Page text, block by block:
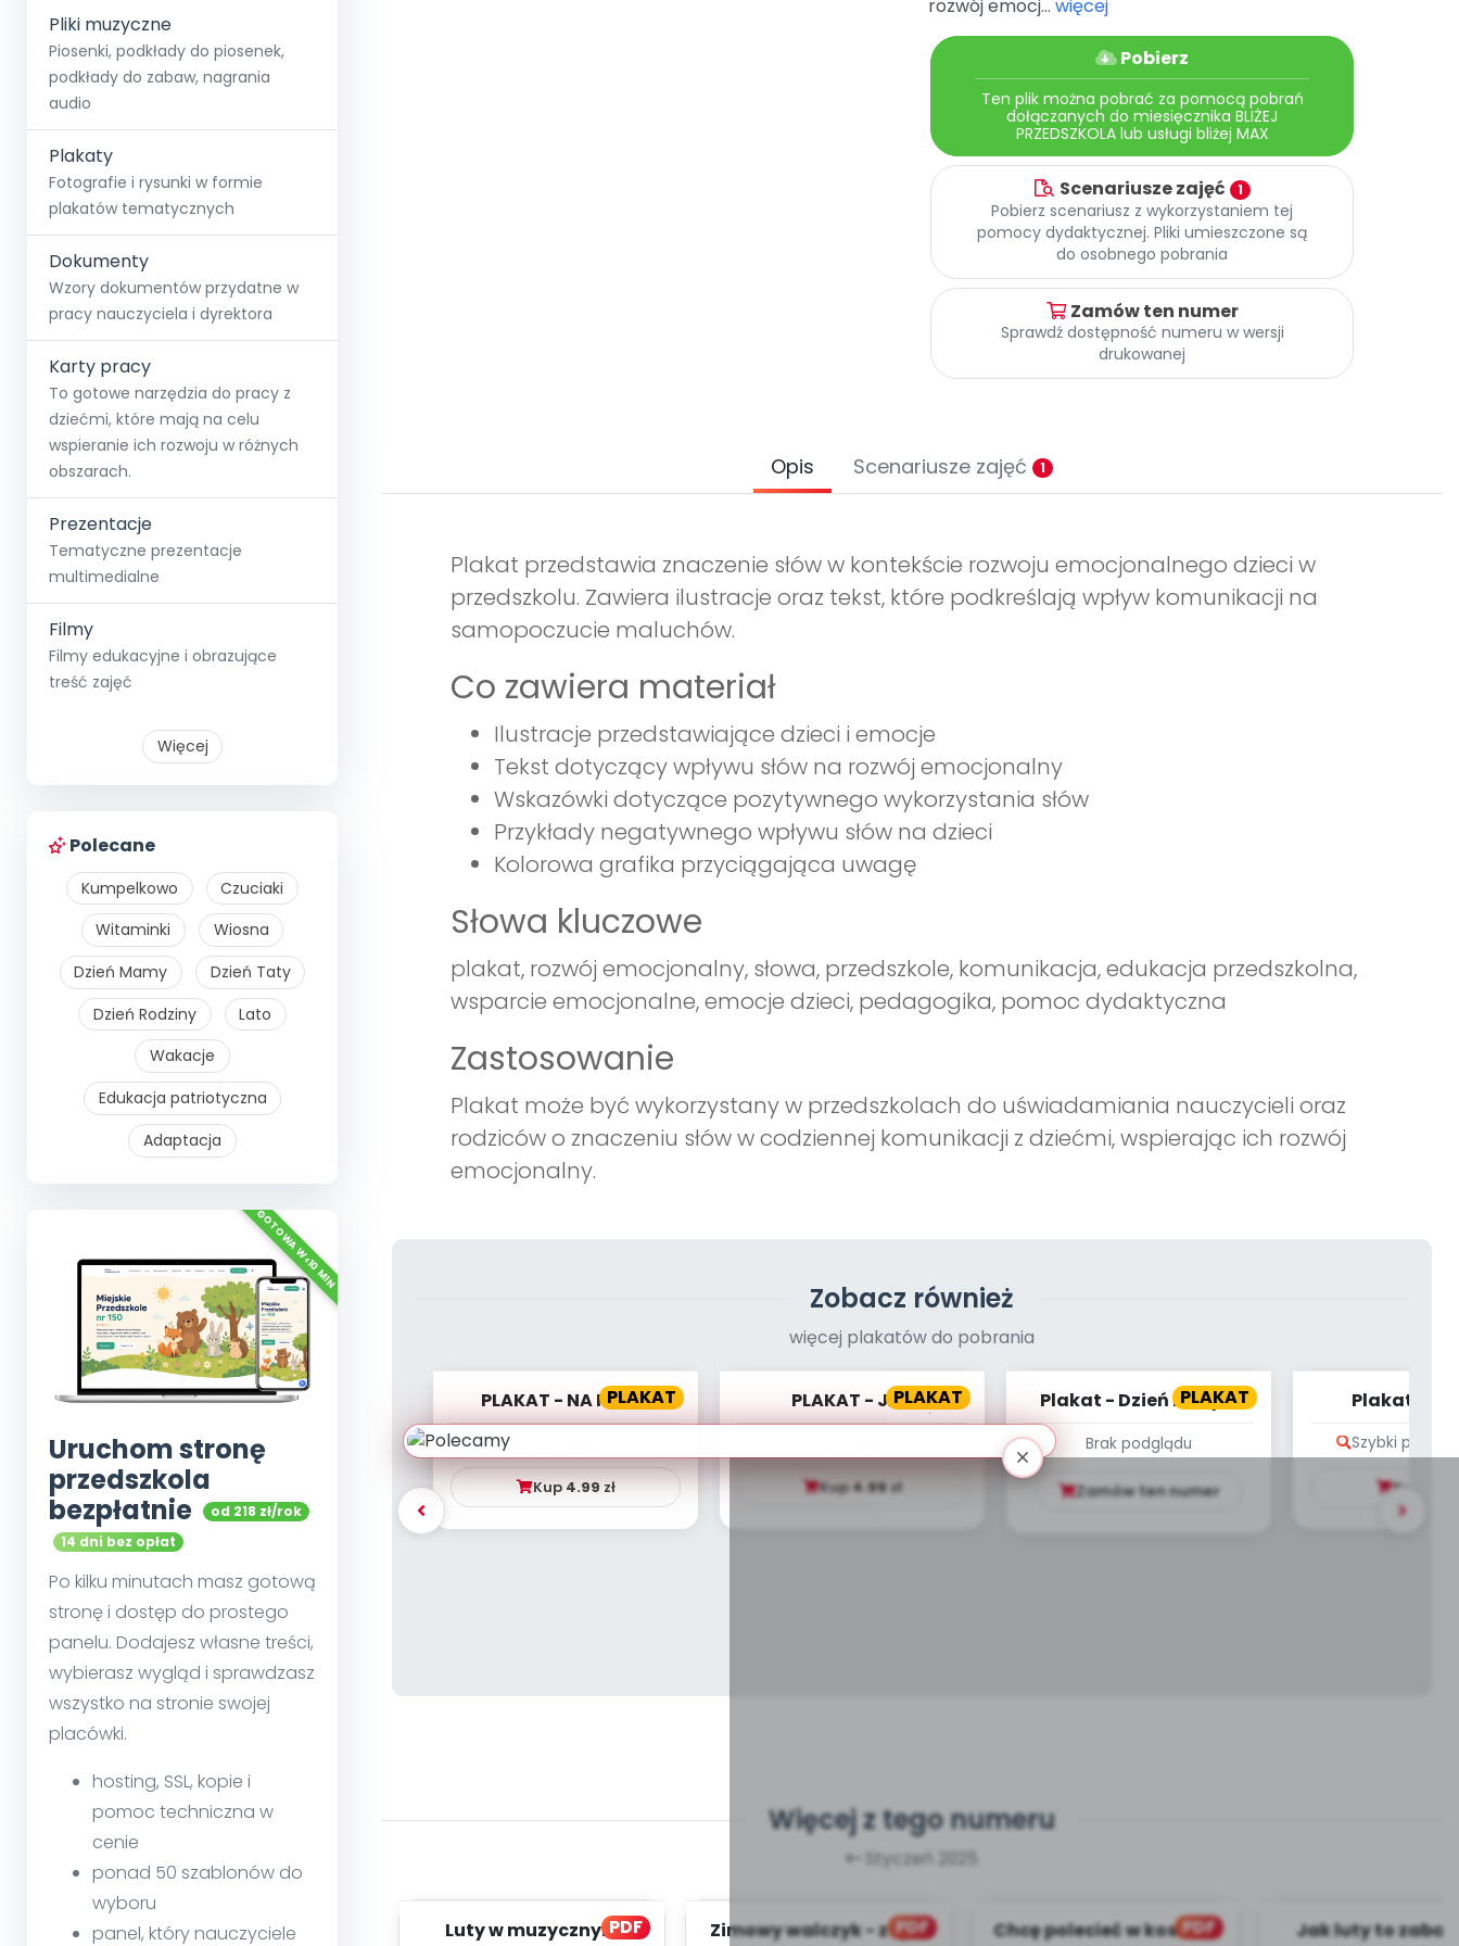
Pliki muzyczne
Piosenki, podkłady do piosenek,
podkłady do zabaw, nagrania
audio
Plakaty
Fotografie i rysunki w formie
plakatów tematycznych
Dokumenty
Wzory dokumentów przydatne w
pracy nauczyciela i dyrektora
Karty pracy
To gotowe narzędzia do pracy z
dziećmi, które mają na celu
wspieranie ich rozwoju w różnych
obszarach.
Prezentacje
Tematyczne prezentacje
multimedialne
Filmy
Filmy edukacyjne i obrazujące
treść zajęć
Więcej
Polecane
Kumpelkowo
Czuciaki
Witaminki
Wiosna
Dzień Mamy
Dzień Taty
Dzień Rodziny
Lato
Wakacje
Edukacja patriotyczna
Adaptacja
Uruchom stronę
przedszkola
bezpłatnie
od 218 zł/rok
14 dni bez opłat
Po kilku minutach masz gotową
stronę i dostęp do prostego
panelu. Dodajesz własne treści,
wybierasz wygląd i sprawdzasz
wszystko na stronie swojej
placówki.
hosting, SSL, kopie i
pomoc techniczna w
cenie
ponad 50 szablonów do
wyboru
panel, który nauczyciele
rozwój emocj... więcej
Pobierz
Ten plik można pobrać za pomocą pobrań
dołączanych do miesięcznika BLIŻEJ
PRZEDSZKOLA lub usługi bliżej MAX
Scenariusze zajęć 1
Pobierz scenariusz z wykorzystaniem tej
pomocy dydaktycznej. Pliki umieszczone są
do osobnego pobrania
Zamów ten numer
Sprawdź dostępność numeru w wersji
drukowanej
Opis Scenariusze zajęć 1
Plakat przedstawia znaczenie słów w kontekście rozwoju emocjonalnego dzieci w
przedszkolu. Zawiera ilustracje oraz tekst, które podkreślają wpływ komunikacji na
samopoczucie maluchów.
Co zawiera materiał
Ilustracje przedstawiające dzieci i emocje
Tekst dotyczący wpływu słów na rozwój emocjonalny
Wskazówki dotyczące pozytywnego wykorzystania słów
Przykłady negatywnego wpływu słów na dzieci
Kolorowa grafika przyciągająca uwagę
Słowa kluczowe
plakat, rozwój emocjonalny, słowa, przedszkole, komunikacja, edukacja przedszkolna,
wsparcie emocjonalne, emocje dzieci, pedagogika, pomoc dydaktyczna
Zastosowanie
Plakat może być wykorzystany w przedszkolach do uświadamiania nauczycieli oraz
rodziców o znaczeniu słów w codziennej komunikacji z dziećmi, wspierając ich rozwój
emocjonalny.
Zobacz również
więcej plakatów do pobrania
PLAKAT
PLAKAT - NA PLAŻY
Szybki podgląd
Kup 4.99 zł
PLAKAT
PLAKAT - JAK
WYPRODUKOWAĆ
Kup 4.99zł
PLAKAT
Plakat - Dzień Muzyki
Brak podglądu
Zamów ten numer
Plakat -
Szybki
Kup
Więcej z tego numeru
Styczeń 2025
PDF
Luty w muzycznym
PDF
Zimowy walczyk - zapis
PDF
Chcę polecieć w kosmos
Jak luty to